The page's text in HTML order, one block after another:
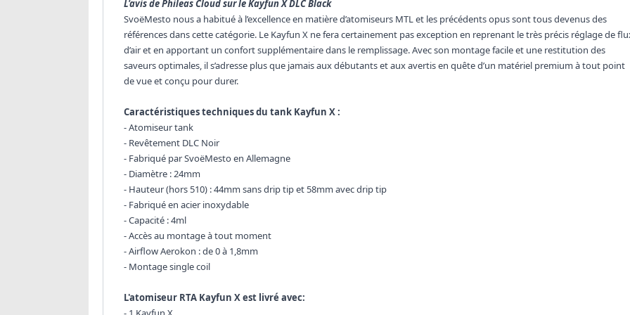
L'avis de Phileas Cloud sur le Kayfun X DLC Black
SvoëMesto nous a habitué à l’excellence en matière d’atomiseurs MTL et les précédents opus sont tous devenus des
références dans cette catégorie. Le Kayfun X ne fera certainement pas exception en reprenant le très précis réglage de
d’air et en apportant un confort supplémentaire dans le remplissage. Avec son montage facile et une restitution des
saveurs optimales, il s’adresse plus que jamais aux débutants et aux avertis en quête d’un matériel premium à tout point
de vue et conçu pour durer.
Caractéristiques techniques du tank Kayfun X :
- Atomiseur tank
- Revêtement DLC Noir
- Fabriqué par SvoëMesto en Allemagne
- Diamètre : 24mm
- Hauteur (hors 510) : 44mm sans drip tip et 58mm avec drip tip
- Fabriqué en acier inoxydable
- Capacité : 4ml
- Accès au montage à tout moment
- Airflow Aerokon : de 0 à 1,8mm
- Montage single coil
L'atomiseur RTA Kayfun X est livré avec: